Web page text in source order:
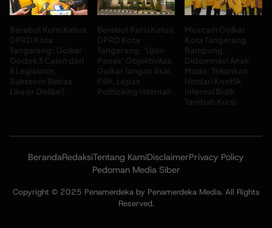
Berebut Kursi Ketua
DPRD Kota
Tangerang: Golkar
Godok 3 Calon dari
8 Legislator,
Suksesor Bebas
Like or Dislike?
Berebut Kursi Ketua
DPRD Kota
Tangerang: ‘Ujian
Panas’ Objektivitas
Golkar Jangan Asal
Pilih, Lepas
Politicking Internal!
Muscam Golkar
Kota Tangerang
Rampung,
Didominasi Anak
Muda: Tekankan
Hindari Konflik
Internal Bidik
Tambah Kursi
BerandaRedaksiTentang KamiDisclaimerPrivacy Policy
Pedoman Media Siber
Copyright © 2025 Penamerdeka by Penamerdeka Media. All Rights
Reserved.